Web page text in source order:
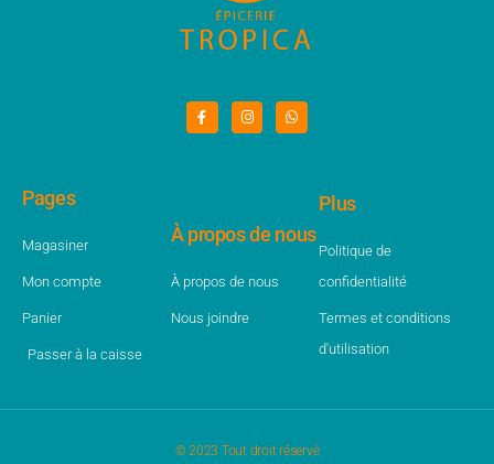
Pages
Magasiner
Mon compte
Panier
Passer à la caisse
À propos de nous
À propos de nous
Nous joindre
Plus
Politique de
confidentialité
Termes et conditions
d'utilisation
© 2023 Tout droit réservé